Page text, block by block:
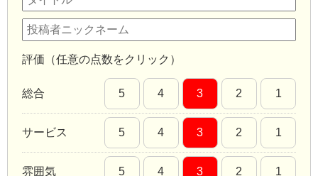
評価（任意の点数をクリック）
総合 5 4 3 2 1
サービス 5 4 3 2 1
雰囲気 5 4 3 2 1